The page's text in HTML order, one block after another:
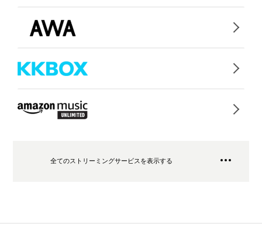
全てのストリーミングサービスを表示する